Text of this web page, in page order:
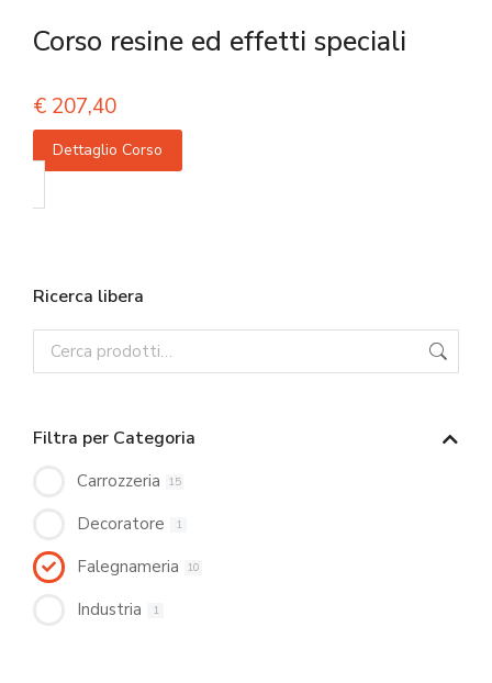
Corso resine ed effetti speciali
€ 207,40
Dettaglio Corso
Ricerca libera
Filtra per Categoria
Carrozzeria 15
Decoratore 1
Falegnameria 10
Industria 1